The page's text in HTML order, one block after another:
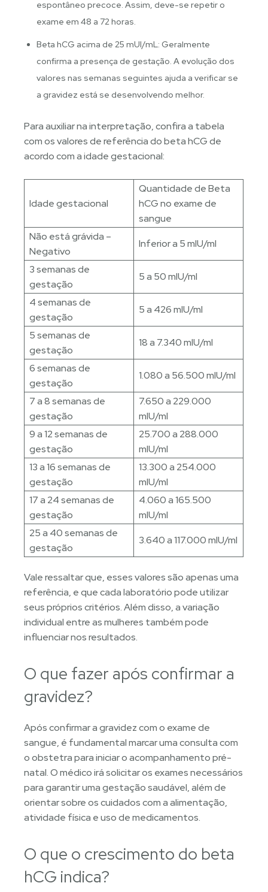
espontâneo precoce. Assim, deve-se repetir o
exame em 48 a 72 horas.
Beta hCG acima de 25 mUI/mL: Geralmente
confirma a presença de gestação. A evolução dos
valores nas semanas seguintes ajuda a verificar se
a gravidez está se desenvolvendo melhor.
Para auxiliar na interpretação, confira a tabela
com os valores de referência do beta hCG de
acordo com a idade gestacional:
Idade gestacional
Quantidade de Beta
hCG no exame de
sangue
Não está grávida –
Negativo
Inferior a 5 mlU/ml
3 semanas de
gestação
5 a 50 mlU/ml
4 semanas de
gestação
5 a 426 mlU/ml
5 semanas de
gestação
18 a 7.340 mlU/ml
6 semanas de
gestação
1.080 a 56.500 mlU/ml
7 a 8 semanas de
gestação
7.650 a 229.000
mlU/ml
9 a 12 semanas de
gestação
25.700 a 288.000
mlU/ml
13 a 16 semanas de
gestação
13.300 a 254.000
mlU/ml
17 a 24 semanas de
gestação
4.060 a 165.500
mlU/ml
25 a 40 semanas de
gestação
3.640 a 117.000 mlU/ml
Vale ressaltar que, esses valores são apenas uma
referência, e que cada laboratório pode utilizar
seus próprios critérios. Além disso, a variação
individual entre as mulheres também pode
influenciar nos resultados.
O que fazer após confirmar a
gravidez?
Após confirmar a gravidez com o exame de
sangue, é fundamental marcar uma consulta com
o obstetra para iniciar o acompanhamento pré-
natal. O médico irá solicitar os exames necessários
para garantir uma gestação saudável, além de
orientar sobre os cuidados com a alimentação,
atividade física e uso de medicamentos.
O que o crescimento do beta
hCG indica?